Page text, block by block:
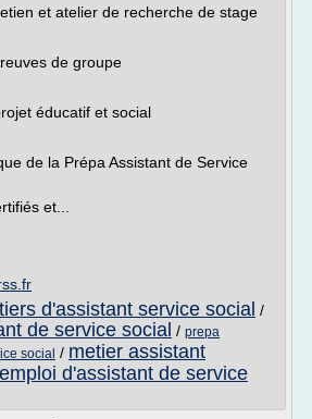
et atelier de recherche de stage
de groupe
éducatif et social
de la Prépa Assistant de Service
et...
d'assistant service social /
de service social / prepa
social / metier assistant
emploi d'assistant de service